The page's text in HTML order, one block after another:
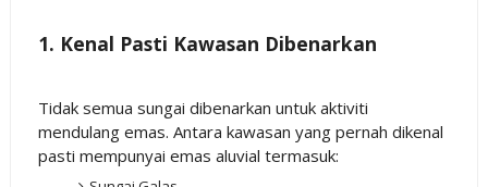
1. Kenal Pasti Kawasan Dibenarkan
Tidak semua sungai dibenarkan untuk aktiviti
mendulang emas. Antara kawasan yang pernah dikenal
pasti mempunyai emas aluvial termasuk: